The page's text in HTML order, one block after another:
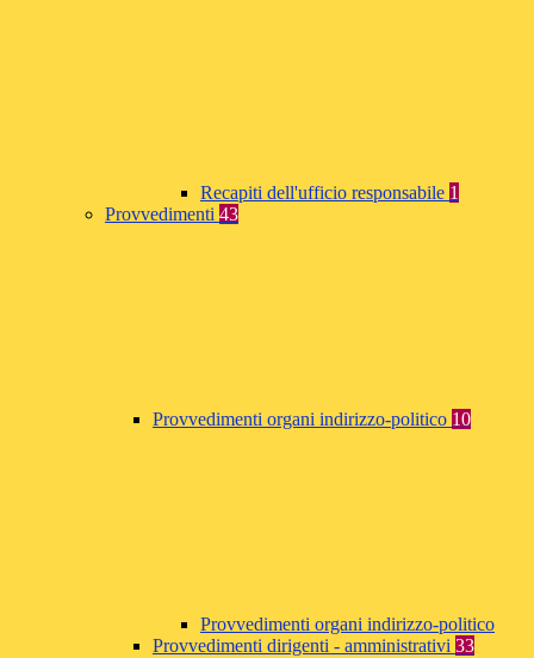
Recapiti dell'ufficio responsabile 1
Provvedimenti 43
Provvedimenti organi indirizzo-politico 10
Provvedimenti organi indirizzo-politico
Provvedimenti dirigenti - amministrativi 33